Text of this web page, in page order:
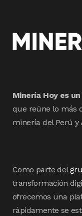
Minería Hoy es
que reúne lo más
minería del Perú y
Como parte del
transformación
ofrecemos una
rápidamente se